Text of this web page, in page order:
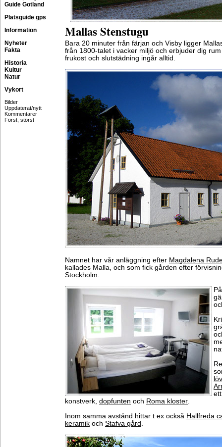
Guide Gotland
Platsguide gps
Information
Nyheter
Fakta
Historia
Kultur
Natur
Vykort
Bilder
Uppdaterat/nytt
Kommentarer
Först, störst
Mallas Stenstugu
Bara 20 minuter från färjan och Visby ligger
från 1800-talet i vacker miljö och erbjuder dig
frukost och slutstädning ingår alltid.
Namnet har vår anläggning efter Magdalena
kallades Malla, och som fick gården efter
Stockholm.
konstverk, dopfunten och Roma kloster.
Inom samma avstånd hittar t ex också Hallfreda
keramik och Stafva gård .